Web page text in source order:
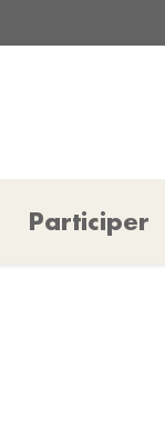
Participer